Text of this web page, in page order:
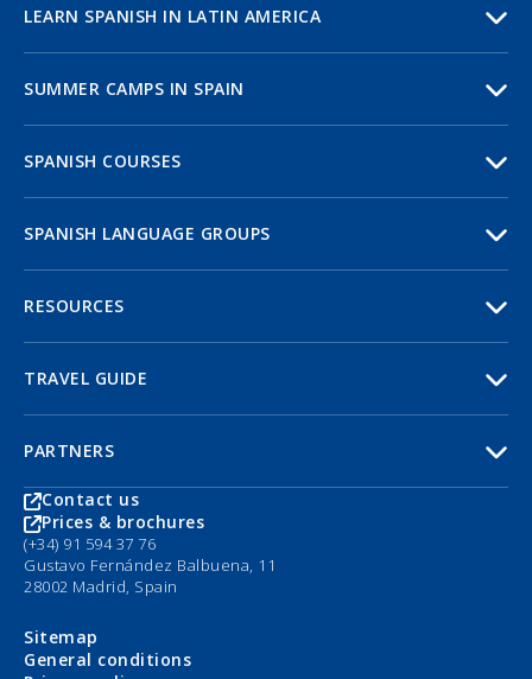
LEARN SPANISH IN LATIN AMERICA
SUMMER CAMPS IN SPAIN
SPANISH COURSES
SPANISH LANGUAGE GROUPS
RESOURCES
TRAVEL GUIDE
PARTNERS
Contact us
Prices & brochures
(+34) 91 594 37 76
Gustavo Fernández Balbuena, 11
28002 Madrid, Spain
Sitemap
General conditions